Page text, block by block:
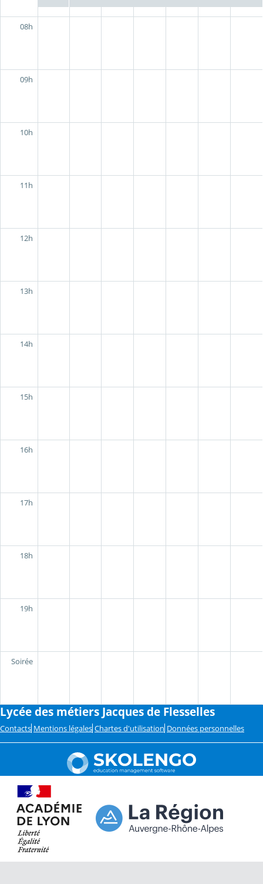
08h
09h
10h
11h
12h
13h
14h
15h
16h
17h
18h
19h
Soirée
Lycée des métiers Jacques de Flesselles
Contacts Mentions légales Chartes d'utilisation Données personnelles